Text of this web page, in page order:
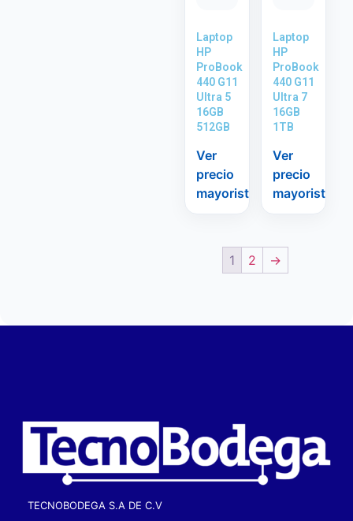
Laptop
HP
ProBook
440 G11
Ultra 5
16GB
512GB
Ver
precio
mayorista
Laptop
HP
ProBook
440 G11
Ultra 7
16GB
1TB
Ver
precio
mayorista
1 2 →
TECNOBODEGA S.A DE C.V